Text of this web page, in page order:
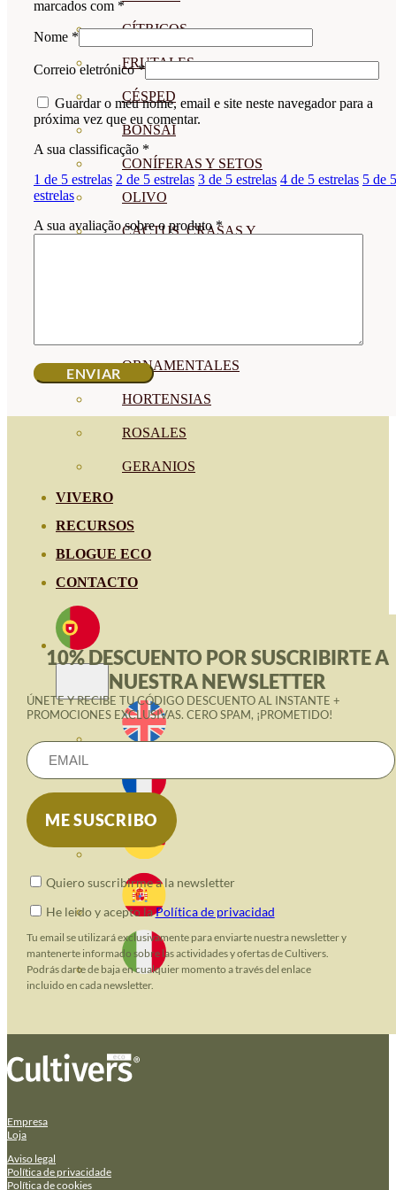
CÍTRICOS
FRUTALES
CÉSPED
BONSAI
CONÍFERAS Y SETOS
OLIVO
CACTUS, CRASAS Y
ORNAMENTALES
HORTENSIAS
ROSALES
GERANIOS
VIVERO
RECURSOS
BLOGUE ECO
CONTACTO
marcados com *
Nome *
Correio eletrónico*
Guardar o meu nome, email e site neste navegador para a
próxima vez que eu comentar.
A sua classificação *
1 de 5 estrelas 2 de 5 estrelas 3 de 5 estrelas 4 de 5 estrelas 5 de 5
estrelas
A sua avaliação sobre o produto *
10% DESCUENTO POR SUSCRIBIRTE A
NUESTRA NEWSLETTER
ÚNETE Y RECIBE TU CÓDIGO DESCUENTO AL INSTANTE +
PROMOCIONES EXCLUSIVAS. CERO SPAM, ¡PROMETIDO!
Quiero suscribirme a la newsletter
He leido y acepto laPolítica de privacidad
Tu email se utilizará exclusivamente para enviarte nuestra newsletter y
mantenerte informado sobre las actividades y ofertas de Cultivers.
Podrás darte de baja en cualquier momento a través del enlace
incluido en cada newsletter.
Empresa
Loja
Aviso legal
Política de privacidade
Política de cookies